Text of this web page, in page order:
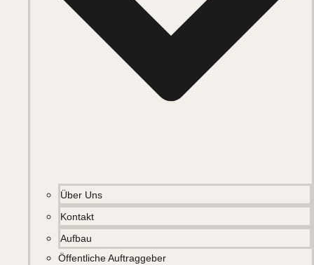
Über Uns
Kontakt
Aufbau
Öffentliche Auftraggeber